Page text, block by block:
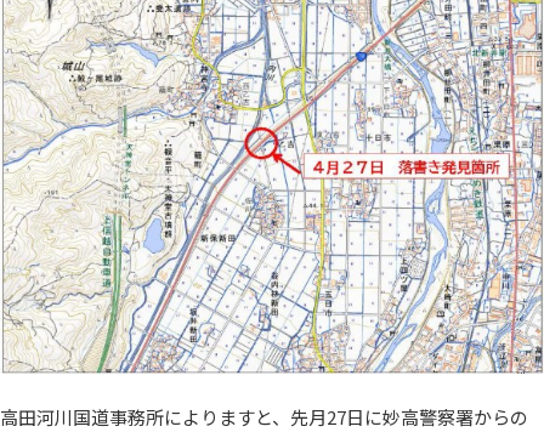
高田河川国道事務所によりますと、先月27日に妙高警察署からの